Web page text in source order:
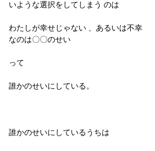
いような選択をしてしまう のは
わたしが幸せじゃない 、あるいは不幸
なのは〇〇のせい
って
誰かのせいにしている。
誰かのせいにしているうちは